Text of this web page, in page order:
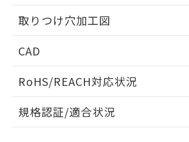
取りつけ穴加工図
CAD
ドすることができます。
ログイン/会員登録
RoHS/REACH対応状況
EU RoHS 注意事項・凡例
規格認証/適合状況
の共同利用に関して"
用者の範囲」に記載されてい
EU RoHS指令（10物質）の非含有
51物質の非含有証明書（当社基準）
※本証明書は発行日時点で非含有
物質の対応では、対応完了までの期
荷製品に未対応品が混在すること
欄に対応日を記載しておりました。
既に当社にて対応品への在庫切替